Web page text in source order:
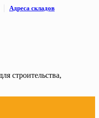
Адреса складов
строительства,